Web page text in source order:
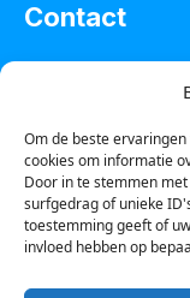
Om de beste
cookies om informatie
Door in te stemmen
surfgedrag of unieke
toestemming geeft of
invloed hebben op
Contact
Tel :0850601800
Whatsapp :